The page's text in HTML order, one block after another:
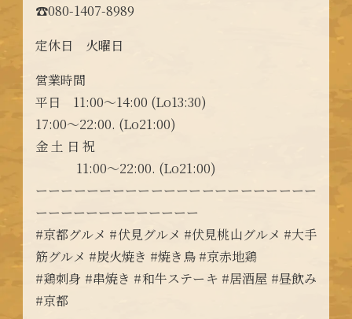
☎︎080-1407-8989
定休日 火曜日
営業時間
平日 11:00〜14:00 (Lo13:30)
17:00〜22:00. (Lo21:00)
金 土 日 祝
11:00〜22:00. (Lo21:00)
ーーーーーーーーーーーーーーーーーーーーーー
ーーーーーーーーーーーーー
#京都グルメ #伏見グルメ #伏見桃山グルメ #大手
筋グルメ #炭火焼き #焼き鳥 #京赤地鶏
#鶏刺身 #串焼き #和牛ステーキ #居酒屋 #昼飲み
#京都